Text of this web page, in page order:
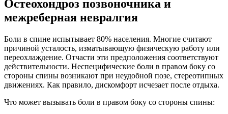
Остеохондроз позвоночника и
межреберная невралгия
Боли в спине испытывает 80% населения. Многие считают
причиной усталость, изматывающую физическую работу или
переохлаждение. Отчасти эти предположения соответствуют
действительности. Неспецифические боли в правом боку со
стороны спины возникают при неудобной позе, стереотипных
движениях. Как правило, дискомфорт исчезает после отдыха.
Что может вызывать боли в правом боку со стороны спины: